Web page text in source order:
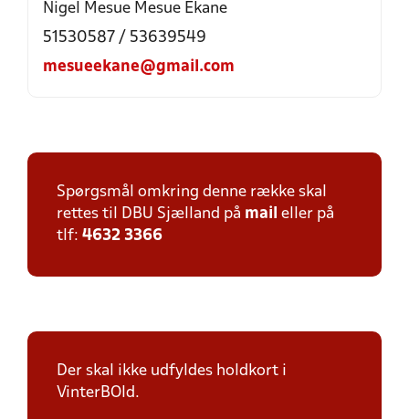
Nigel Mesue Mesue Ekane
51530587 / 53639549
mesueekane@gmail.com
Spørgsmål omkring denne række skal
rettes til DBU Sjælland på mail eller på
tlf: 4632 3366
Der skal ikke udfyldes holdkort i
VinterBOld.